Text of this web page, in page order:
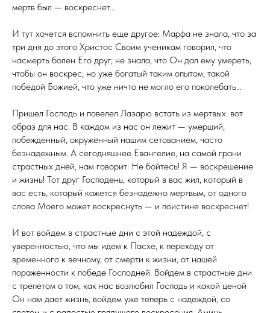
мертв был — воскреснет...
И тут хочется вспомнить еще другое: Марфа не знала, что за
три дня до этого Христос Своим ученикам говорил, что
насмерть болен Его друг, не знала, что Он дал ему умереть,
чтобы он воскрес, но уже богатый таким опытом, такой
победой Божией, что уже ничто не могло его поколебать...
Пришел Господь и повелел Лазарю встать из мертвых: вот
образ для нас. В каждом из нас он лежит — умерший,
побежденный, окруженный нашим сетованием, часто
безнадежным. А сегодняшнее Евангелие, на самой грани
страстных дней, нам говорит: Не бойтесь! Я — воскрешение
и жизнь! Тот друг Господень, который в вас жил, который в
вас есть, который кажется безнадежно мертвым, от одного
слова Моего может воскреснуть — и поистине воскреснет!
И вот войдем в страстные дни с этой надеждой, с
уверенностью, что мы идем к Пасхе, к переходу от
временного к вечному, от смерти к жизни, от нашей
пораженности к победе Господней. Войдем в страстные дни
с трепетом о том, как нас возлюбил Господь и какой ценой
Он нам дает жизнь, войдем уже теперь с надеждой, со